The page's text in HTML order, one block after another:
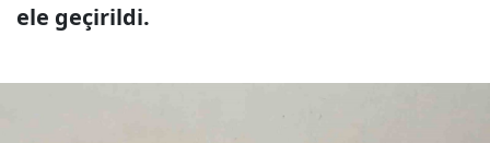
ele geçirildi.